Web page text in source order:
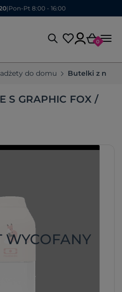
| Pon-Pt 8:00 - 16:00
0
do domu Butelki z
S GRAPHIC FOX /
WYCOFANY